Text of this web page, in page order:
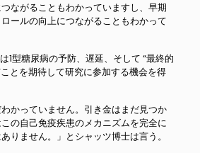
ながることもわかっていますし、早期
ールの向上につながることもわかって
1型糖尿病の予防、遅延、そして “最終的
とを期待して研究に参加する機会を得
わかっていません。引き金はまだ見つか
の自己免疫疾患のメカニズムを完全に
りません。」とシャッツ博士は言う。